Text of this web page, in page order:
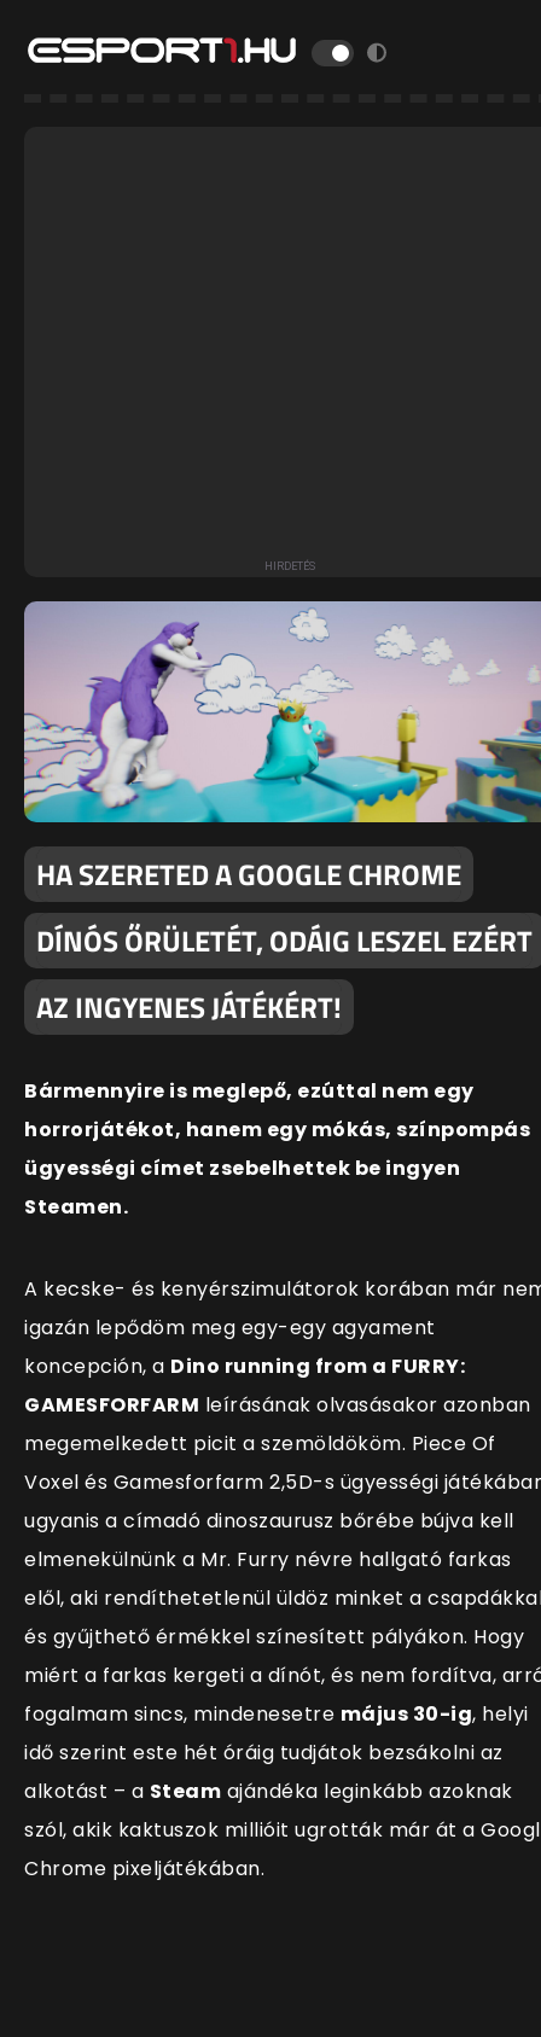
HA SZERETED A GOOGLE CHROME
DÍNÓS ŐRÜLETÉT, ODÁIG LESZEL EZÉRT
AZ INGYENES JÁTÉKÉRT!
Bármennyire is meglepő, ezúttal nem egy
horrorjátékot, hanem egy mókás, színpompás
ügyességi címet zsebelhettek be ingyen
Steamen.
A kecske- és kenyérszimulátorok korában már
igazán lepődöm meg egy-egy agyament
koncepción, a Dino running from a FURRY:
GAMESFORFARM leírásának olvasásakor azonban
megemelkedett picit a szemöldököm. Piece Of
Voxel és Gamesforfarm 2,5D-s ügyességi
ugyanis a címadó dinoszaurusz bőrébe bújva kell
elmenekülnünk a Mr. Furry névre hallgató farkas
elől, aki rendíthetetlenül üldöz minket a
és gyűjthető érmékkel színesített pályákon. Hogy
miért a farkas kergeti a dínót, és nem fordítva,
fogalmam sincs, mindenesetre május 30-ig, helyi
idő szerint este hét óráig tudjátok bezsákolni az
alkotást – a Steam ajándéka leginkább azoknak
szól, akik kaktuszok millióit ugrották már át a
Chrome pixeljátékában.